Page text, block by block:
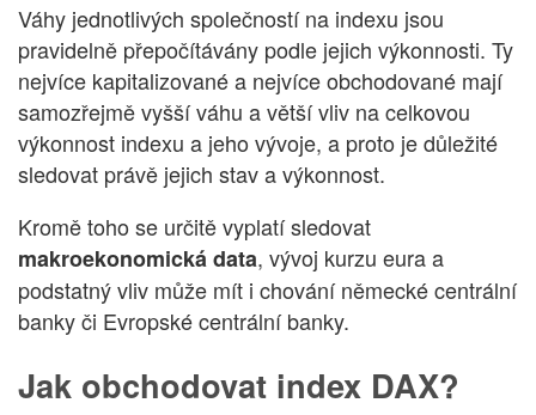
Váhy jednotlivých společností na indexu jsou
pravidelně přepočítávány podle jejich výkonnosti. Ty
nejvíce kapitalizované a nejvíce obchodované mají
samozřejmě vyšší váhu a větší vliv na celkovou
výkonnost indexu a jeho vývoje, a proto je důležité
sledovat právě jejich stav a výkonnost.
Kromě toho se určitě vyplatí sledovat
makroekonomická data, vývoj kurzu eura a
podstatný vliv může mít i chování německé centrální
banky či Evropské centrální banky.
Jak obchodovat index DAX?